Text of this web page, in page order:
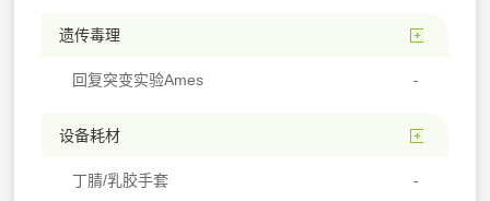
遗传毒理
回复突变实验Ames
设备耗材
丁腈/乳胶手套